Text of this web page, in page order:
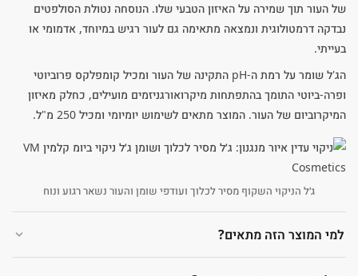
של העור תוך שמירה על האיזון הטבעי שלו. הנוסחה נטולת הסולפטים
נבדקה דרמטולוגית ונמצאה מתאימה גם לעור רגיש במיוחד, אדמומי או
בעייתי.
הג'ל שומר על רמת ה-pH התקינה של העור ומכיל קומפלקס פרוביוטי
ופרה-ביוטי התומך בהתפתחות מיקרואורגניזמים מועילים, כחלק מאיזון
המיקרוביום של העור. המוצר מתאים לשימוש יומיומי ומכיל 250 מ"ל.
ג׳ל הניקוי השקוף מסיר לכלוך ועודפי שומן והעור נשאר רגוע ונוח
למי המוצר הזה מתאים?